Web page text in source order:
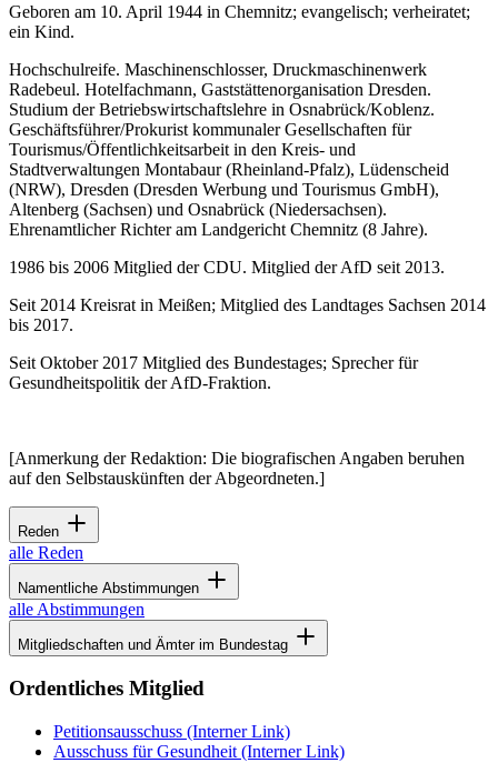
Geboren am 10. April 1944 in Chemnitz; evangelisch; verheiratet;
ein Kind.
Hochschulreife. Maschinenschlosser, Druckmaschinenwerk
Radebeul. Hotelfachmann, Gaststättenorganisation Dresden.
Studium der Betriebswirtschaftslehre in Osnabrück/Koblenz.
Geschäftsführer/Prokurist kommunaler Gesellschaften für
Tourismus/Öffentlichkeitsarbeit in den Kreis- und
Stadtverwaltungen Montabaur (Rheinland-Pfalz), Lüdenscheid
(NRW), Dresden (Dresden Werbung und Tourismus GmbH),
Altenberg (Sachsen) und Osnabrück (Niedersachsen).
Ehrenamtlicher Richter am Landgericht Chemnitz (8 Jahre).
1986 bis 2006 Mitglied der CDU. Mitglied der AfD seit 2013.
Seit 2014 Kreisrat in Meißen; Mitglied des Landtages Sachsen 2014
bis 2017.
Seit Oktober 2017 Mitglied des Bundestages; Sprecher für
Gesundheitspolitik der AfD-Fraktion.
[Anmerkung der Redaktion: Die biografischen Angaben beruhen
auf den Selbstauskünften der Abgeordneten.]
Reden
alle Reden
Namentliche Abstimmungen
alle Abstimmungen
Mitgliedschaften und Ämter im Bundestag
Ordentliches Mitglied
Petitionsausschuss (Interner Link)
Ausschuss für Gesundheit (Interner Link)